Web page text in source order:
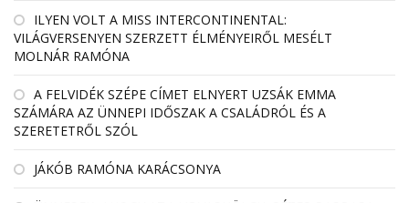
ILYEN VOLT A MISS INTERCONTINENTAL:
VILÁGVERSENYEN SZERZETT ÉLMÉNYEIRŐL MESÉLT
MOLNÁR RAMÓNA
A FELVIDÉK SZÉPE CÍMET ELNYERT UZSÁK EMMA
SZÁMÁRA AZ ÜNNEPI IDŐSZAK A CSALÁDRÓL ÉS A
SZERETETRŐL SZÓL
JÁKÓB RAMÓNA KARÁCSONYA